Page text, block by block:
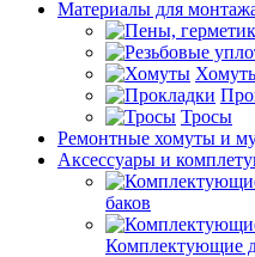
Материалы для
Тросы
Ремонтные хомуты и
Аксессуары и
баков
Комплектующие